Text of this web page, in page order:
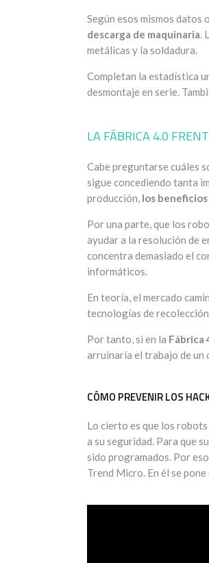
Según esos mismos datos
descarga de maquinaria.
metálicas y la soldadura.
Completan la estadística
desmontaje en serie.
LA FÁBRICA 4.0
Cabe preguntarse cuáles
sigue concediendo tanta
producción, los
Por una parte, que los
ayudar a la resolución de
concentra demasiado el
informáticos.
En teoría, el mercado
tecnologías de
Por tanto, si en la Fábrica
arruinaría el trabajo de un
CÓMO PREVENIR LOS
Lo cierto es que los
a su seguridad. Para que
sido programados. Por
Trend Micro. En él se